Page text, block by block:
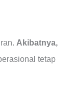
Akibatnya,
tetap